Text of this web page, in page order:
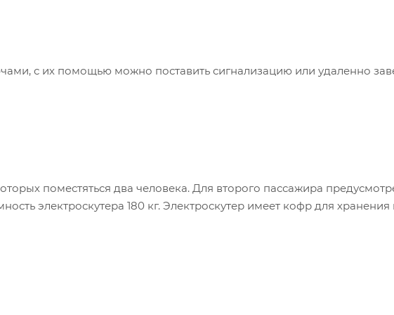
с их помощью можно поставить сигнализацию или удаленно
поместяться два человека. Для второго пассажира
электроскутера 180 кг. Электроскутер имеет кофр для хранения